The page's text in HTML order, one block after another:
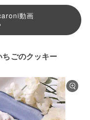
動画
ごのクッキー